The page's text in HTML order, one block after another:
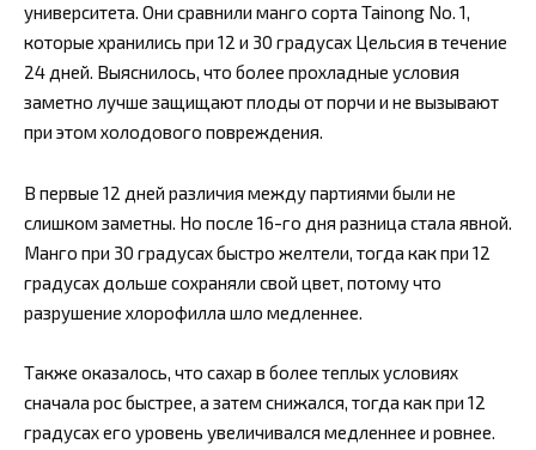
университета. Они сравнили манго сорта Tainong No. 1,
которые хранились при 12 и 30 градусах Цельсия в течение
24 дней. Выяснилось, что более прохладные условия
заметно лучше защищают плоды от порчи и не вызывают
при этом холодового повреждения.
В первые 12 дней различия между партиями были не
слишком заметны. Но после 16-го дня разница стала явной.
Манго при 30 градусах быстро желтели, тогда как при 12
градусах дольше сохраняли свой цвет, потому что
разрушение хлорофилла шло медленнее.
Также оказалось, что сахар в более теплых условиях
сначала рос быстрее, а затем снижался, тогда как при 12
градусах его уровень увеличивался медленнее и ровнее.